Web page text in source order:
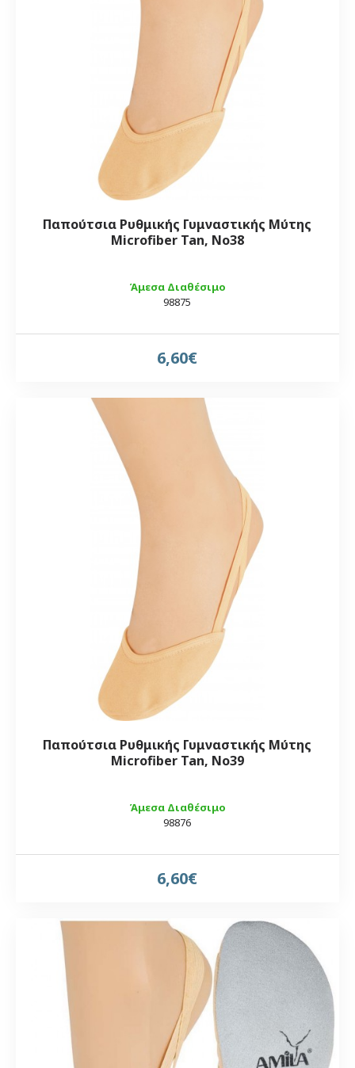
Άμεσα Διαθέσιμο
98875
Παπούτσια Ρυθμικής Γυμναστικής Μύτης
Microfiber Tan, Νο38
6,60€
Άμεσα Διαθέσιμο
98876
Παπούτσια Ρυθμικής Γυμναστικής Μύτης
Microfiber Tan, Νο39
6,60€